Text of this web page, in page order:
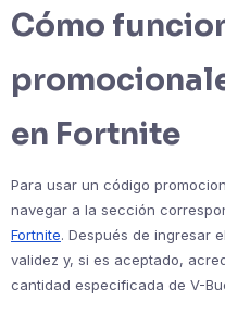
Cómo
en Fortnite
Para usar un código
navegar a la sección
Fortnite. Después de ingresar
validez y, si es aceptado,
cantidad especificada de V-